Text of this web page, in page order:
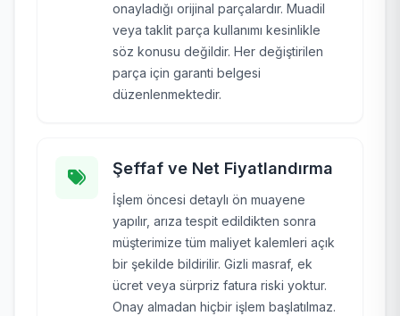
onayladığı orijinal parçalardır. Muadil
veya taklit parça kullanımı kesinlikle
söz konusu değildir. Her değiştirilen
parça için garanti belgesi
düzenlenmektedir.
Şeffaf ve Net Fiyatlandırma
İşlem öncesi detaylı ön muayene
yapılır, arıza tespit edildikten sonra
müşterimize tüm maliyet kalemleri açık
bir şekilde bildirilir. Gizli masraf, ek
ücret veya sürpriz fatura riski yoktur.
Onay almadan hiçbir işlem başlatılmaz.